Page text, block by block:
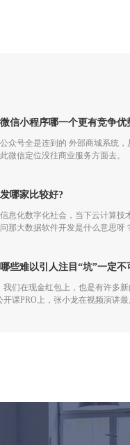
信小程序哪一个更有竞争优
众号全是连到的 外部商城系统
微信定位没往商业服务方面去。
哪家比较好?
息化数字化社会，当下云计算
那大数据软件开发是什么意思呀
些难以引人注目“坑”一定不
我们在现金红包上，也是有许多
开课PRO上，张小龙在视频演讲